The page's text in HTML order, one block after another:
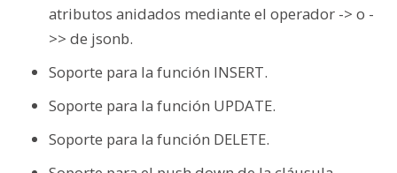
atributos anidados mediante el operador -> o -
>> de jsonb.
Soporte para la función INSERT.
Soporte para la función UPDATE.
Soporte para la función DELETE.